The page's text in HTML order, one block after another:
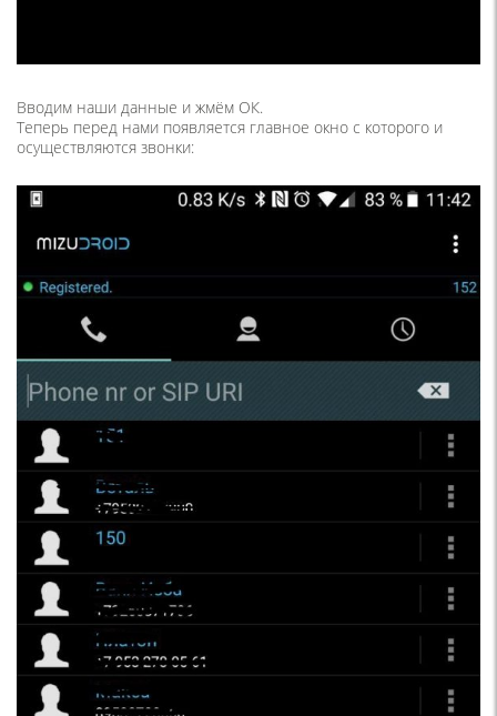
Вводим наши данные и жмём ОК.
Теперь перед нами появляется главное окно с которого и
осуществляются звонки: